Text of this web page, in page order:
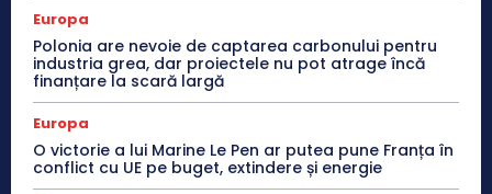
Europa
Polonia are nevoie de captarea carbonului pentru
industria grea, dar proiectele nu pot atrage încă
finanțare la scară largă
Europa
O victorie a lui Marine Le Pen ar putea pune Franța în
conflict cu UE pe buget, extindere și energie